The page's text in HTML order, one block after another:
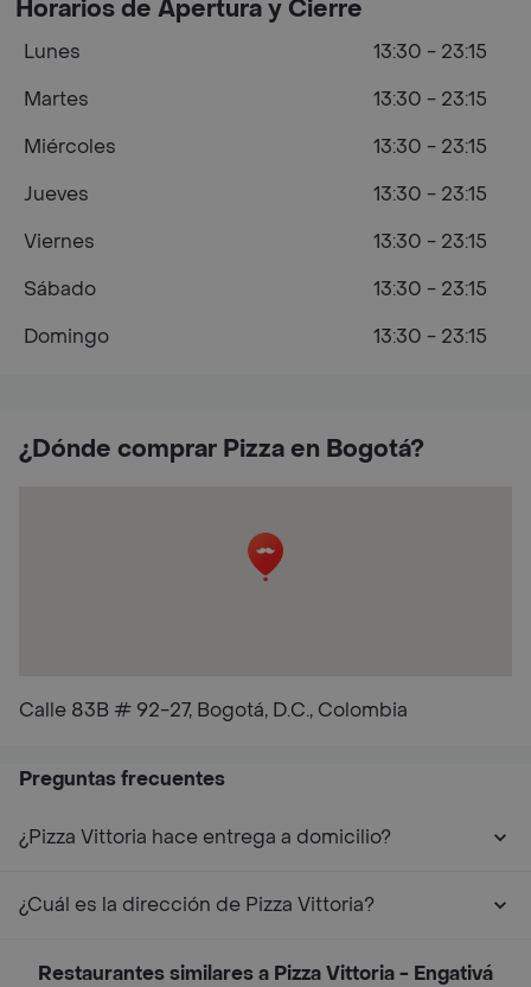
¿Dónde comprar Pizza en Bogotá?
Calle 83B # 92-27, Bogotá, D.C., Colombia
Horarios de Apertura y Cierre
Lunes
13:30 - 23:15
Martes
13:30 - 23:15
Miércoles
13:30 - 23:15
Jueves
13:30 - 23:15
Viernes
13:30 - 23:15
Sábado
13:30 - 23:15
Domingo
13:30 - 23:15
Preguntas frecuentes
¿Pizza Vittoria hace entrega a domicilio?
¿Cuál es la dirección de Pizza Vittoria?
Restaurantes similares a Pizza Vittoria - Engativá